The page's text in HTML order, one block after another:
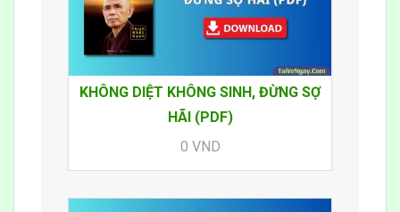
KHÔNG DIỆT KHÔNG SINH, ĐỪNG SỢ
HÃI (PDF)
0 VND